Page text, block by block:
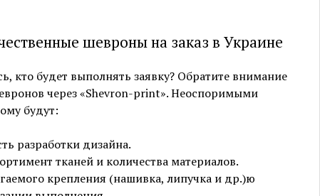
шевроны на заказ в Украине
кто будет выполнять заявку? Обратите внимание
через «Shevron-print». Неоспоримыми
будут:
разработки дизайна.
тканей и количества материалов.
крепления (нашивка, липучка и др.)ю